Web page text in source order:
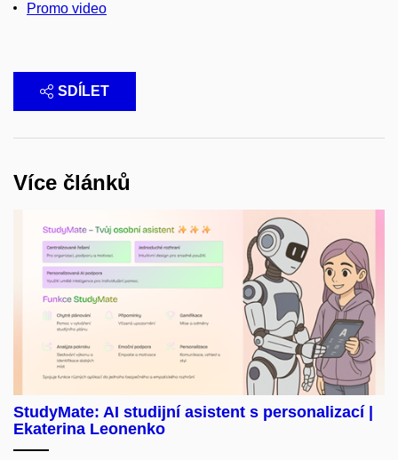
Promo video
SDÍLET
Více článků
StudyMate: AI studijní asistent s personalizací |
Ekaterina Leonenko